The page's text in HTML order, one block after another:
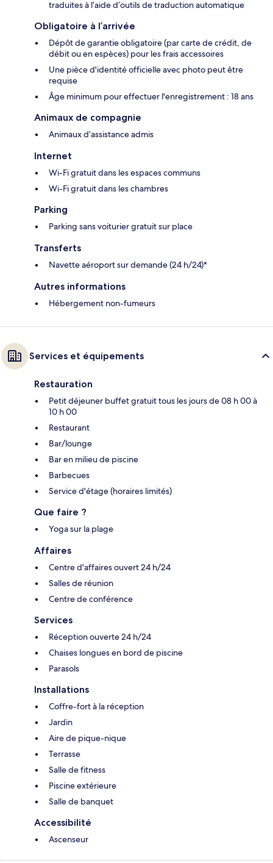
traduites à l’aide d’outils de traduction automatique
Obligatoire à l’arrivée
Dépôt de garantie obligatoire (par carte de crédit, de
débit ou en espèces) pour les frais accessoires
Une pièce d'identité officielle avec photo peut être
requise
Âge minimum pour effectuer l'enregistrement : 18 ans
Animaux de compagnie
Animaux d’assistance admis
Internet
Wi-Fi gratuit dans les espaces communs
Wi-Fi gratuit dans les chambres
Parking
Parking sans voiturier gratuit sur place
Transferts
Navette aéroport sur demande (24 h/24)*
Autres informations
Hébergement non-fumeurs
Services et équipements
Restauration
Petit déjeuner buffet gratuit tous les jours de 08 h 00 à
10 h 00
Restaurant
Bar/lounge
Bar en milieu de piscine
Barbecues
Service d'étage (horaires limités)
Que faire ?
Yoga sur la plage
Affaires
Centre d'affaires ouvert 24 h/24
Salles de réunion
Centre de conférence
Services
Réception ouverte 24 h/24
Chaises longues en bord de piscine
Parasols
Installations
Coffre-fort à la réception
Jardin
Aire de pique-nique
Terrasse
Salle de fitness
Piscine extérieure
Salle de banquet
Accessibilité
Ascenseur